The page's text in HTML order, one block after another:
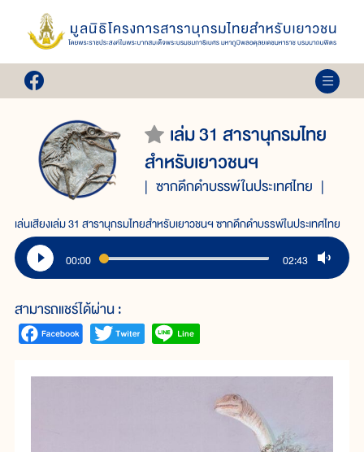
เล่ม 31 สารานุกรมไทย
สำหรับเยาวชนฯ
ซากดึกดำบรรพ์ในประเทศไทย
เล่นเสียงเล่ม 31 สารานุกรมไทยสำหรับเยาวชนฯ ซากดึกดำบรรพ์ในประเทศไทย
00:00 02:43
สามารถแชร์ได้ผ่าน :